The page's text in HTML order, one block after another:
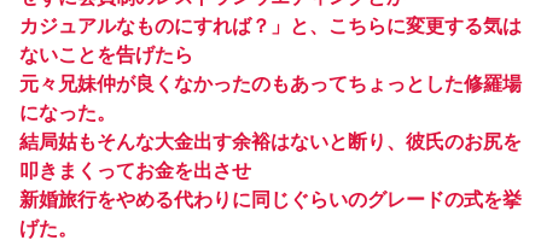
カジュアルなものにすれば？」と、こちらに変更する気は
ないことを告げたら
元々兄妹仲が良くなかったのもあってちょっとした修羅場
になった。
結局姑もそんな大金出す余裕はないと断り、彼氏のお尻を
叩きまくってお金を出させ
新婚旅行をやめる代わりに同じぐらいのグレードの式を挙
げた。